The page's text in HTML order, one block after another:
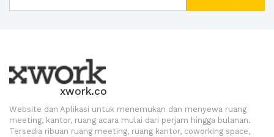
xwork.co
Website dan Aplikasi untuk menemukan dan menyewa ruang
meeting, kantor, ruang acara mulai dari perjam hingga bulanan.
Tersedia ribuan ruang meeting, ruang kantor, coworking space,